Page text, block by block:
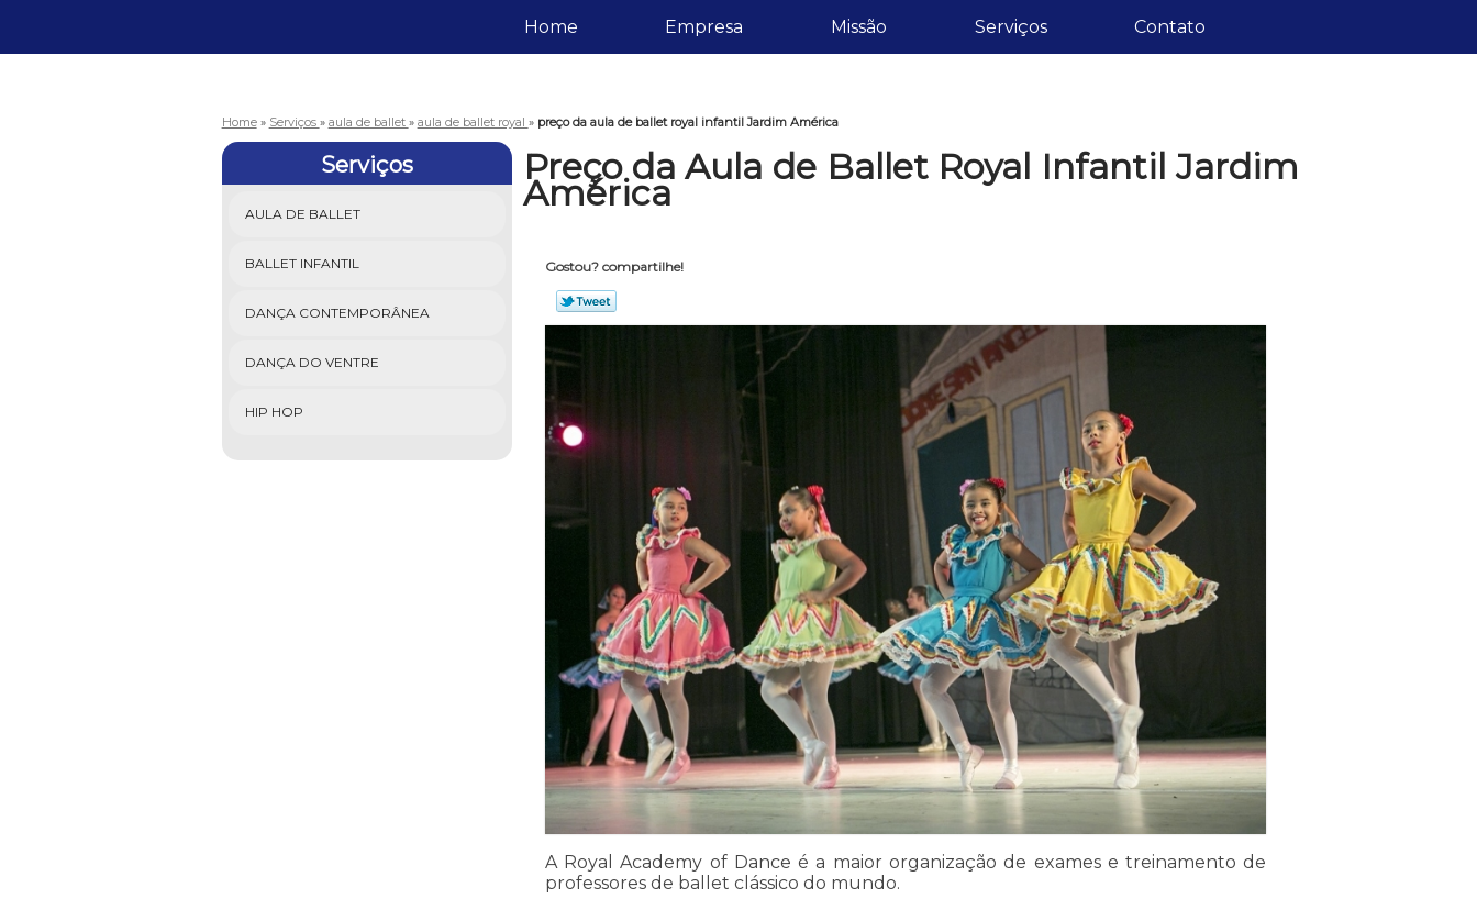
Home Empresa Missão Serviços Contato
Home » Serviços » aula de ballet » aula de ballet royal » preço da aula de ballet royal infantil Jardim América
Serviços
AULA DE BALLET
BALLET INFANTIL
DANÇA CONTEMPORÂNEA
DANÇA DO VENTRE
HIP HOP
Preço da Aula de Ballet Royal Infantil Jardim
América
Gostou? compartilhe!
A Royal Academy of Dance é a maior organização de exames e treinamento de
professores de ballet clássico do mundo.